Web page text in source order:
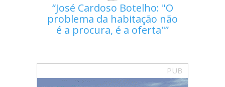
José Cardoso Botelho: "O
problema da habitação não
é a procura, é a oferta"
PUB